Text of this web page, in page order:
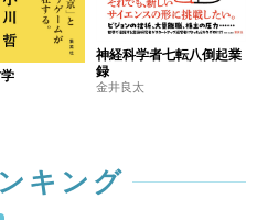
神経科学者七転八倒起業
録
金井良太
キング